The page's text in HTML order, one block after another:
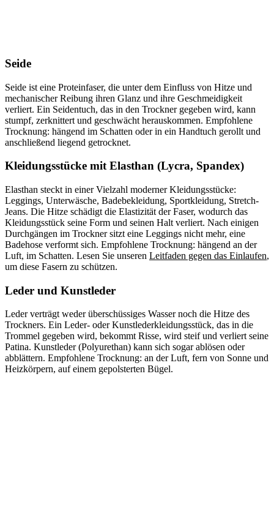
Seide
Seide ist eine Proteinfaser, die unter dem Einfluss von Hitze und
mechanischer Reibung ihren Glanz und ihre Geschmeidigkeit
verliert. Ein Seidentuch, das in den Trockner gegeben wird, kann
stumpf, zerknittert und geschwächt herauskommen. Empfohlene
Trocknung: hängend im Schatten oder in ein Handtuch gerollt und
anschließend liegend getrocknet.
Kleidungsstücke mit Elasthan (Lycra, Spandex)
Elasthan steckt in einer Vielzahl moderner Kleidungsstücke:
Leggings, Unterwäsche, Badebekleidung, Sportkleidung, Stretch-
Jeans. Die Hitze schädigt die Elastizität der Faser, wodurch das
Kleidungsstück seine Form und seinen Halt verliert. Nach einigen
Durchgängen im Trockner sitzt eine Leggings nicht mehr, eine
Badehose verformt sich. Empfohlene Trocknung: hängend an der
Luft, im Schatten. Lesen Sie unseren Leitfaden gegen das Einlaufen,
um diese Fasern zu schützen.
Leder und Kunstleder
Leder verträgt weder überschüssiges Wasser noch die Hitze des
Trockners. Ein Leder- oder Kunstlederkleidungsstück, das in die
Trommel gegeben wird, bekommt Risse, wird steif und verliert seine
Patina. Kunstleder (Polyurethan) kann sich sogar ablösen oder
abblättern. Empfohlene Trocknung: an der Luft, fern von Sonne und
Heizkörpern, auf einem gepolsterten Bügel.